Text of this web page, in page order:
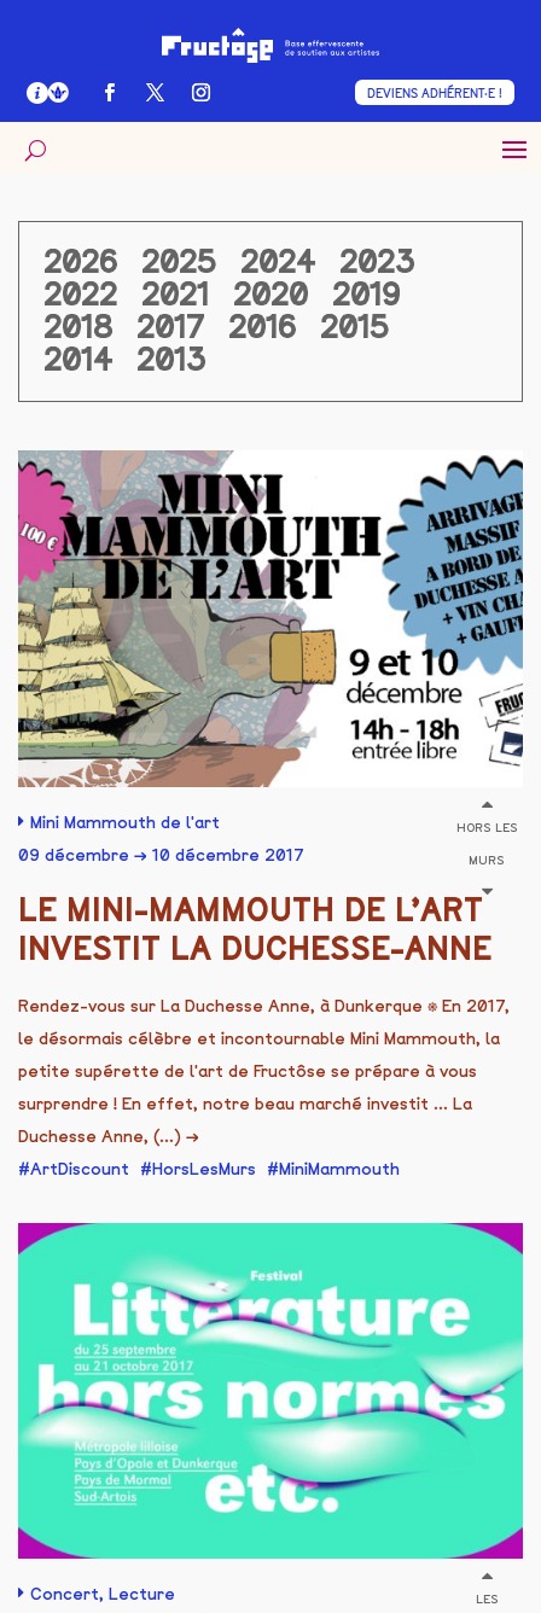
DEVIENS ADHÉRENT·E !
2026 2025 2024
2023
2022
2021 2020
2019
2018
2017 2016
2015
2014
2013
Mini Mammouth de l'art
09 décembre → 10 décembre 2017
HORS LES
MURS
LE MINI-MAMMOUTH DE L’ART
INVESTIT LA DUCHESSE-ANNE
Rendez-vous sur La Duchesse Anne, à Dunkerque ⎈ En 2017,
le désormais célèbre et incontournable Mini Mammouth, la
petite supérette de l'art de Fructôse se prépare à vous
surprendre ! En effet, notre beau marché investit ... La
Duchesse Anne, (...) →
ArtDiscount
HorsLesMurs MiniMammouth
Concert, Lecture
LES